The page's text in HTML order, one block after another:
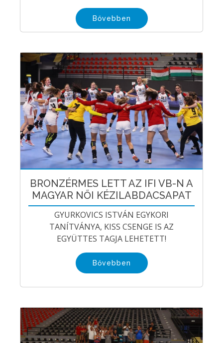
Bővebben
BRONZÉRMES LETT AZ IFI VB-N A
MAGYAR NŐI KÉZILABDACSAPAT
GYURKOVICS ISTVÁN EGYKORI
TANÍTVÁNYA, KISS CSENGE IS AZ
EGYÜTTES TAGJA LEHETETT!
Bővebben